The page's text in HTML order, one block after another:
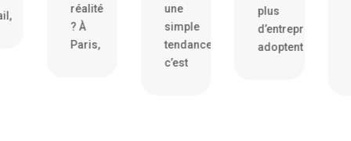
réalité
? À
Paris,
une
simple
tendance,
c’est
plus
d’entreprises
adoptent